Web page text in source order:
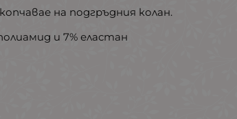
на подгръдния колан.
и 7% еластан